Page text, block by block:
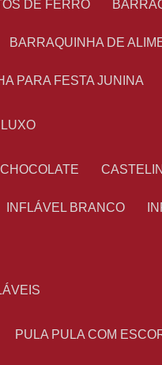
DE FERRO
BARRAQUINHA DE
PARA FESTA JUNINA
LUXO
CHOCOLATE
INFLÁVEL BRANCO
PULA PULA COM